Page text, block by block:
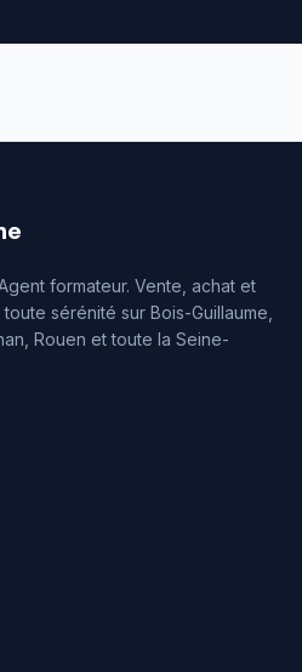
formateur. Vente, achat et
sérénité sur Bois-Guillaume,
Rouen et toute la Seine-